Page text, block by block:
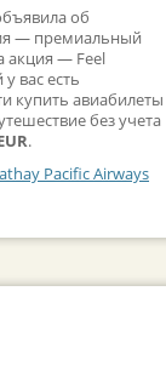
об
— премиальный
акция — Feel
вас есть
купить авиабилеты
без учета
.
Pacific Airways